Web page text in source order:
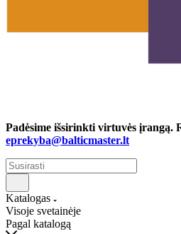
Padėsime išsirinkti virtuvės įrangą.
eprekyba@balticmaster.lt
Katalogas
Visoje svetainėje
Pagal katalogą